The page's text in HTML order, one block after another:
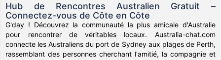
Hub de Rencontres Australien Gratuit –
Connectez-vous de Côte en Côte
G'day ! Découvrez la communauté la plus amicale d'Australie
pour rencontrer de véritables locaux. Australia-chat.com
connecte les Australiens du port de Sydney aux plages de Perth,
rassemblant des personnes cherchant l'amitié, la compagnie et